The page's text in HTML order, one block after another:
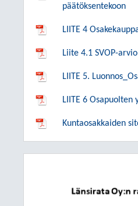
päätöksentekoon
LIITE 4
Liite 4.1 SVOP-arvio
LIITE 5.
LIITE 6
Kuntaosakkaiden